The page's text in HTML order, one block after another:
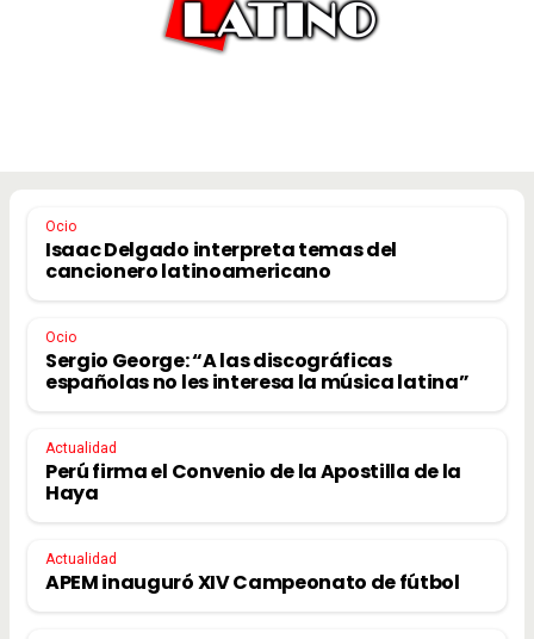
Ocio
Isaac Delgado interpreta temas del
cancionero latinoamericano
Ocio
Sergio George: “A las discográficas
españolas no les interesa la música latina”
Actualidad
Perú firma el Convenio de la Apostilla de la
Haya
Actualidad
APEM inauguró XIV Campeonato de fútbol